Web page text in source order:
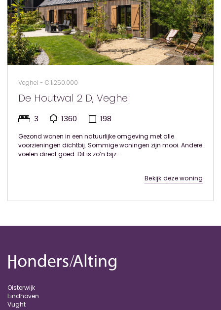
Veghel - € 1.250.000
De Houtwal 2 D, Veghel
3 1360 198
Gezond wonen in een natuurlijke omgeving met alle
voorzieningen dichtbij. Sommige woningen zijn mooi. Andere
voelen direct goed. Dit is zo’n bijz...
Bekijk deze woning
Oisterwijk
Eindhoven
Vught